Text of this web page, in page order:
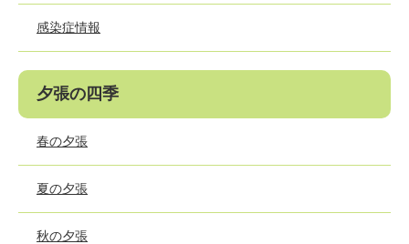
感染症情報
夕張の四季
春の夕張
夏の夕張
秋の夕張